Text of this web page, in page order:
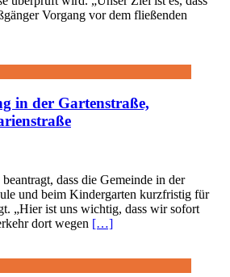
Vorgang vor dem fließenden
in der Gartenstraße,
dass die Gemeinde in der
und beim Kindergarten kurzfristig für
„Hier ist uns wichtig, dass wir sofort
dort wegen […]